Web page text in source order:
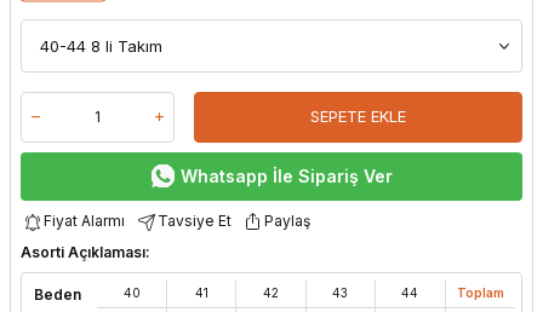
SEPETE EKLE
Whatsapp İle Sipariş Ver
Fiyat Alarmı Tavsiye Et
Paylaş
Asorti Açıklaması:
Beden
40
41
42
43
44
Toplam